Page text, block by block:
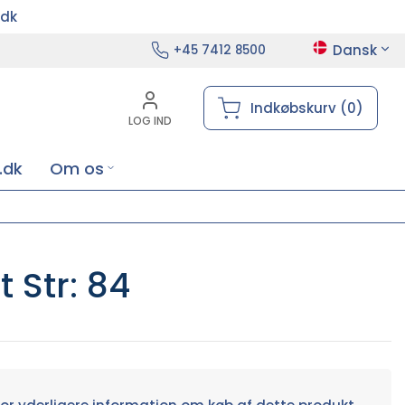
+45 7412 8500 Dansk
LOG IND
Indkøbskurv (0)
Om os
Str: 84